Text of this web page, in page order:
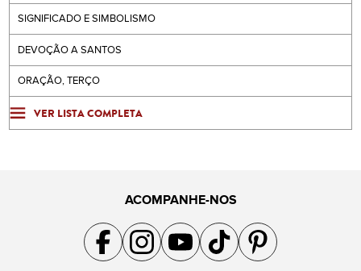
SIGNIFICADO E SIMBOLISMO
DEVOÇÃO A SANTOS
ORAÇÃO, TERÇO
VER LISTA COMPLETA
ACOMPANHE-NOS
Acompanhe a gente no Facebook
Acompanhe a gente no Instagram
Acompanhe a gente no YouTube
Acompanhe a gente no TikTok
Acompanhe a gente no